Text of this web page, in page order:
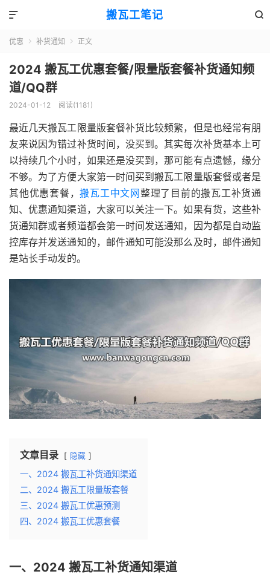
搬瓦工笔记 

优惠  补货通知  正文
2024 搬瓦工优惠套餐/限量版套餐补货通知频
道/QQ群
2024-01-12 阅读(1181)
最近几天搬瓦工限量版套餐补货比较频繁，但是也经常有朋
友来说因为错过补货时间，没买到。其实每次补货基本上可
以持续几个小时，如果还是没买到，那可能有点遗憾，缘分
不够。为了方便大家第一时间买到搬瓦工限量版套餐或者是
其他优惠套餐，搬瓦工中文网整理了目前的搬瓦工补货通
知、优惠通知渠道，大家可以关注一下。如果有货，这些补
货通知群或者频道都会第一时间发送通知，因为都是自动监
控库存并发送通知的，邮件通知可能没那么及时，邮件通知
是站长手动发的。
文章目录 隐藏
一、2024 搬瓦工补货通知渠道
二、2024 搬瓦工限量版套餐
三、2024 搬瓦工优惠预测
四、2024 搬瓦工优惠套餐
一、2024 搬瓦工补货通知渠道